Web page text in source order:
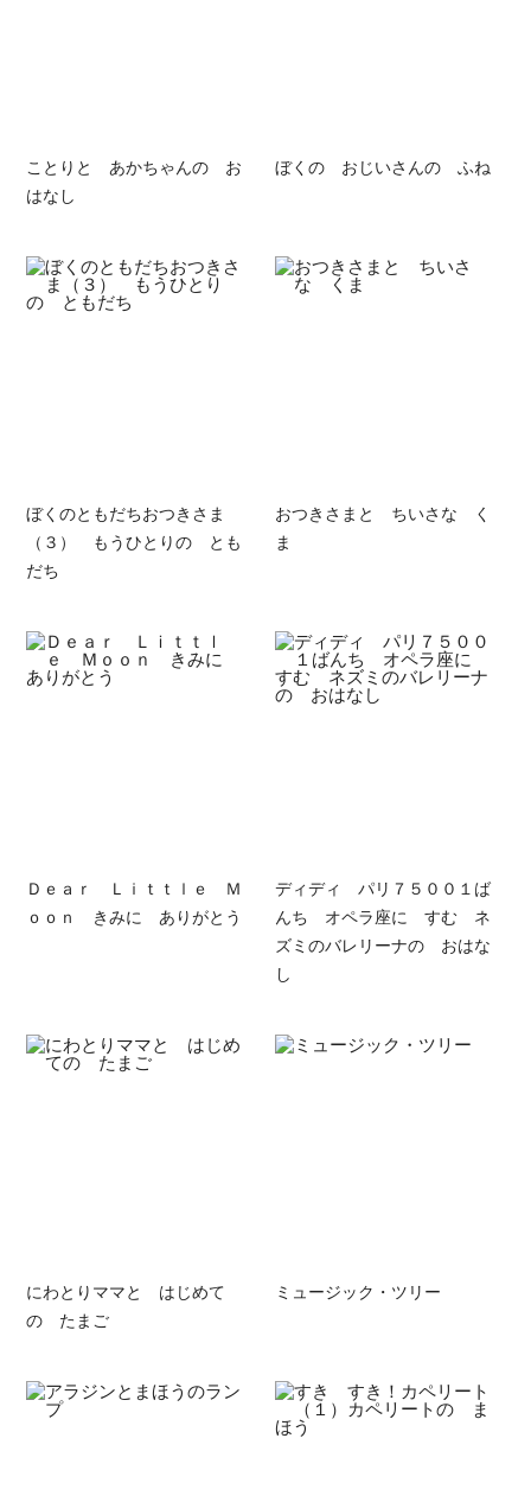
ことりと あかちゃんの お
はなし
ぼくの おじいさんの ふね
ぼくのともだちおつきさま
（３） もうひとりの とも
だち
おつきさまと ちいさな く
ま
Ｄｅａｒ Ｌｉｔｔｌｅ Ｍ
ｏｏｎ きみに ありがとう
ディディ パリ７５００１ば
んち オペラ座に すむ ネ
ズミのバレリーナの おはな
し
にわとりママと はじめて
の たまご
ミュージック・ツリー